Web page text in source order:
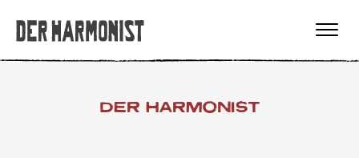
DER HARMONIST